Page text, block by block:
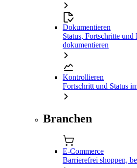
Dokumentieren
Status, Fortschritte und
dokumentieren
Kontrollieren
Fortschritt und Status
Branchen
E-Commerce
Barrierefrei shoppen,